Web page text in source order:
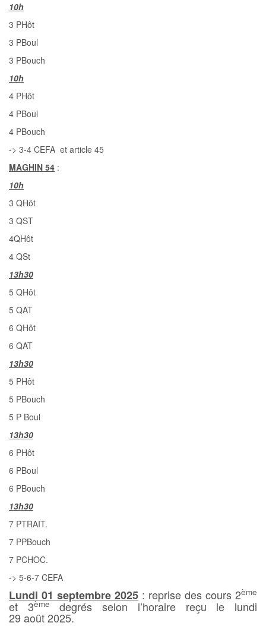
10h
3 PHôt
3 PBoul
3 PBouch
10h
4 PHôt
4 PBoul
4 PBouch
-> 3-4 CEFA et article 45
MAGHIN 54 :
10h
3 QHôt
3 QST
4QHôt
4 QSt
13h30
5 QHôt
5 QAT
6 QHôt
6 QAT
13h30
5 PHôt
5 PBouch
5 P Boul
13h30
6 PHôt
6 PBoul
6 PBouch
13h30
7 PTRAIT.
7 PPBouch
7 PCHOC.
-> 5-6-7 CEFA
Lundi 01 septembre 2025 : reprise des cours 2ème
et 3ème degrés selon l’horaire reçu le lundi
29 août 2025.